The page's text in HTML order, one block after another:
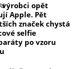
výrobci opět
Apple. Pět
značek chystá
selfie
po vzoru